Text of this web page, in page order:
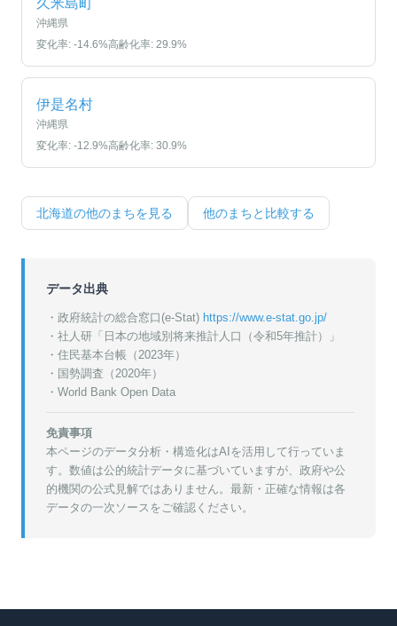
久米島町
沖縄県
変化率: -14.6%高齢化率: 29.9%
伊是名村
沖縄県
変化率: -12.9%高齢化率: 30.9%
北海道の他のまちを見る 他のまちと比較する
データ出典
・政府統計の総合窓口(e-Stat) https://www.e-stat.go.jp/
・ 社人研「日本の地域別将来推計人口（令和5年推計）」
・ 住民基本台帳（2023年）
・ 国勢調査（2020年）
・World Bank Open Data
免責事項
本ページのデータ分析・構造化はAIを活用して行っていま
す。数値は公的統計データに基づいていますが、政府や公
的機関の公式見解ではありません。最新・正確な情報は各
データの一次ソースをご確認ください。